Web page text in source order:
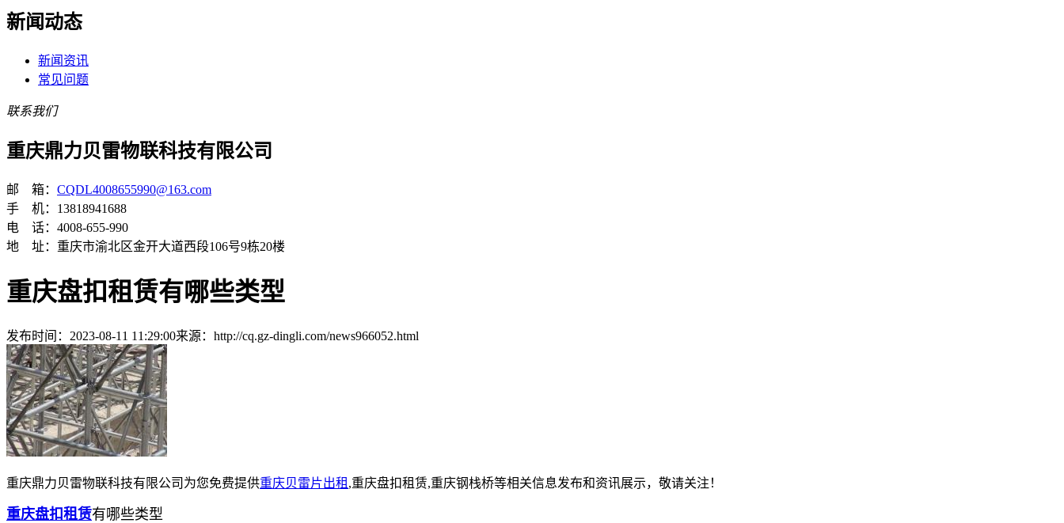
新闻动态
新闻资讯
常见问题
联系我们
重庆鼎力贝雷物联科技有限公司
邮 箱： CQDL4008655990@163.com
手 机：13818941688
电 话：4008-655-990
地 址：重庆市渝北区金开大道西段106号9栋20楼
重庆盘扣租赁有哪些类型
发布时间：2023-08-11 11:29:00来源：http://cq.gz-dingli.com/news966052.html
重庆鼎力贝雷物联科技有限公司为您免费提供重庆贝雷片出租 ,重庆盘扣租赁,重庆钢栈桥等相关信息发布和资讯展示，敬请关注！
重庆盘扣租赁有哪些类型